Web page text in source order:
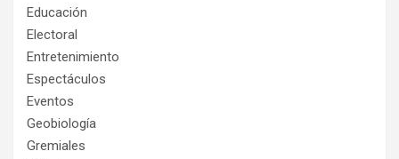
Educación
Electoral
Entretenimiento
Espectáculos
Eventos
Geobiología
Gremiales